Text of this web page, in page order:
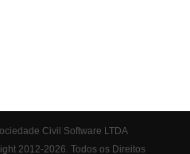
Civil Software LTDA
2012-2026. Todos os Direitos